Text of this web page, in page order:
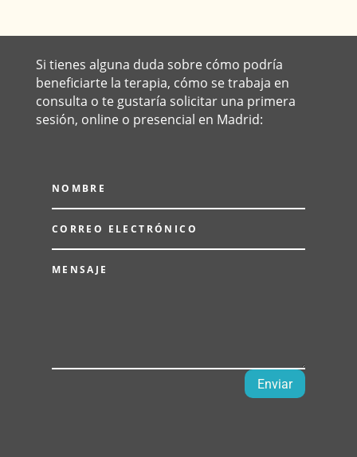
Si tienes alguna duda sobre cómo podría
beneficiarte la terapia, cómo se trabaja en
consulta o te gustaría solicitar una primera
sesión, online o presencial en Madrid:
Enviar